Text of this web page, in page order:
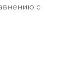
с